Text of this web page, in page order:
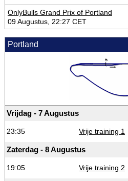
OnlyBulls Grand Prix of Portland
09 Augustus, 22:27 CET
Portland
Vrijdag - 7 Augustus
23:35 Vrije training 1
Zaterdag - 8 Augustus
19:05 Vrije training 2